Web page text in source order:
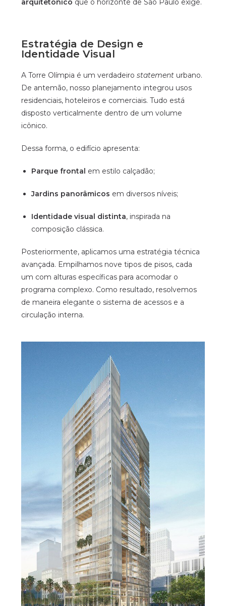
arquitetônico que o horizonte de São Paulo exige.
Estratégia de Design e
Identidade Visual
A Torre Olímpia é um verdadeirostatement urbano.
De antemão, nosso planejamento integrou usos
residenciais, hoteleiros e comerciais. Tudo está
disposto verticalmente dentro de um volume
icônico.
Dessa forma, o edifício apresenta:
Parque frontal em estilo calçadão;
Jardins panorâmicos em diversos níveis;
Identidade visual distinta, inspirada na
composição clássica.
Posteriormente, aplicamos uma estratégia técnica
avançada. Empilhamos nove tipos de pisos, cada
um com alturas específicas para acomodar o
programa complexo. Como resultado, resolvemos
de maneira elegante o sistema de acessos e a
circulação interna.